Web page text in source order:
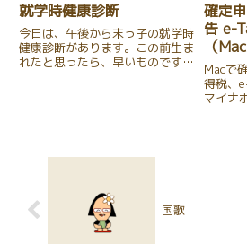
就学時健康診断
今日は、午後から末っ子の就学時
健康診断があります。この前生ま
れたと思ったら、早いものです
確定
告 e-
（Mac
Macで
得税、
マイナ
国歌